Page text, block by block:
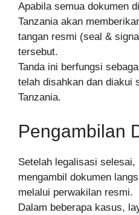
Apabila semua dokumen
Tanzania akan
tangan resmi (seal &
tersebut.
Tanda ini berfungsi
telah disahkan dan diakui
Tanzania.
Pengambilan
Setelah legalisasi selesai,
mengambil dokumen
melalui perwakilan resmi.
Dalam beberapa kasus,